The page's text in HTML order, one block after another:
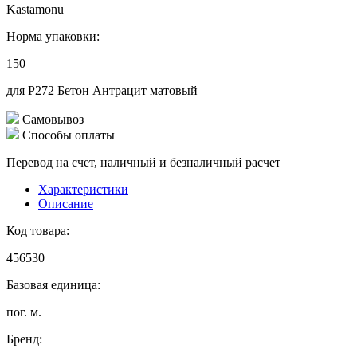
Kastamonu
Норма упаковки:
150
для Р272 Бетон Антрацит матовый
Самовывоз
Способы оплаты
Перевод на счет, наличный и безналичный расчет
Характеристики
Описание
Код товара:
456530
Базовая единица:
пог. м.
Бренд: